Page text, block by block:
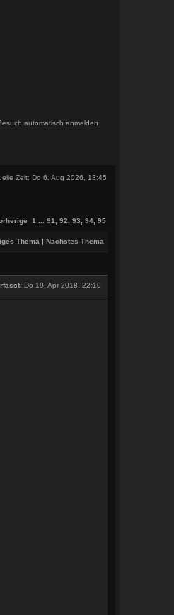
automatisch anmelden
Zeit: Do 6. Aug 2026, 13:45
1 91 92 93 94, 95
Thema | Nächstes Thema
Do 19. Apr 2018, 22:10